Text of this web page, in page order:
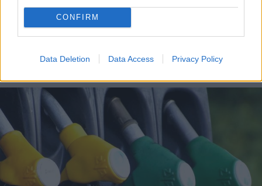
CONFIRM
Data Deletion Data Access Privacy Policy
ALTO MILANESE
102mila euro raccolti e più di 1.200
donatori: 8 progetti finanziati
grazie al crowdfunding della BCC